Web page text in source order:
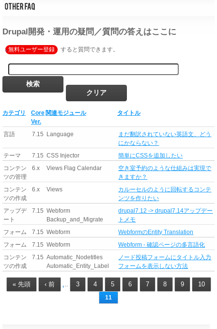
Drupal開発・運用の疑問／質問の答えはここに
無料ユーザー登録 すると質問できます。
カテゴリ
Core
Ver.
関連モジュール タイトル
言語 7.15 Language
まだ翻訳されていない英語文、どう
にかならない？
テーマ
7.15 CSS Injector
簡単にCSSを追加したい
コンテン
ツの管理
6.x Views Flag Calendar
空き室予約のような仕組みは実現で
きますか？
コンテン
ツの作成
6.x Views
カルーセルのように回転するコンテ
ンツを作りたい
アップデ
ート
7.15 Webform
Backup_and_Migrate
drupal7.12 -> drupal7.14アップデー
トメモ
フォーム
7.15 Webform
WebformのEntity Translation
フォーム
7.15 Webform
Webform - 確認ページの多言語化
コンテン
ツの作成
7.15 Automatic_Nodetitles
Automatic_Entity_Label
ノード投稿フォームにタイトル入力
フォームを表示しない方法
« 先頭 ‹ 前 … 3 4 5 6 7 8 9 10
11